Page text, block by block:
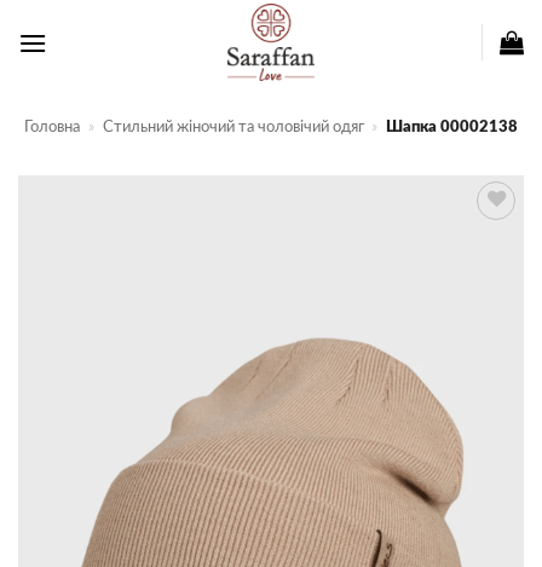
Головна » Стильний жіночий та чоловічий одяг » Шапка 00002138